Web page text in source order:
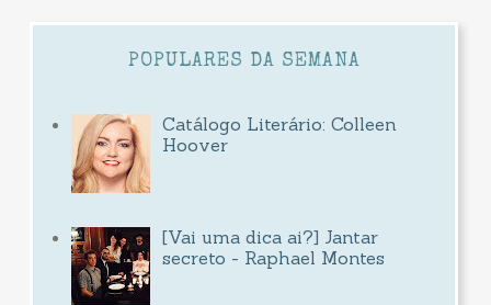
POPULARES DA SEMANA
Catálogo Literário: Colleen
Hoover
[Vai uma dica ai?] Jantar
secreto - Raphael Montes